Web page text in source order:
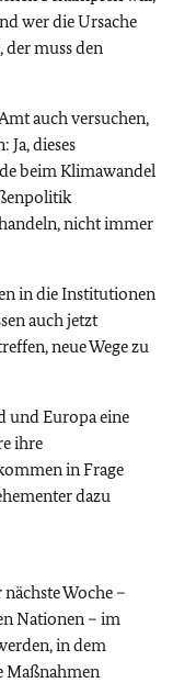
wer die Ursache
muss den
auch versuchen,
Ja, dieses
beim Klimawandel
nicht immer
in die Institutionen
auch jetzt
neue Wege zu
und Europa eine
ihre
in Frage
dazu
Woche –
Nationen – im
in dem
Maßnahmen